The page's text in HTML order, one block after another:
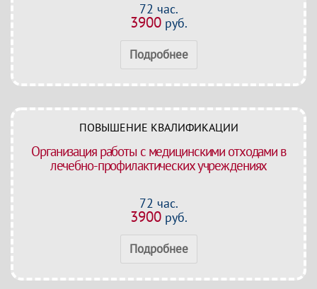
72 час.
3900руб.
Подробнее
ПОВЫШЕНИЕ КВАЛИФИКАЦИИ
Организация работы с медицинскими отходами в
лечебно-профилактических учреждениях
72 час.
3900руб.
Подробнее